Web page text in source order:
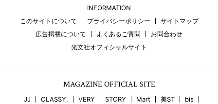
INFORMATION
このサイトについて
プライバシーポリシー
サイトマップ
広告掲載について
よくあるご質問
お問合わせ
光文社オフィシャルサイト
MAGAZINE OFFICIAL SITE
JJ CLASSY. VERY STORY Mart 美ST
bis